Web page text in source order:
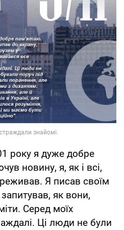
року я дуже добре
новину, я, як і всі,
Я писав своїм
як вони,
Серед моїх
Ці люди не були